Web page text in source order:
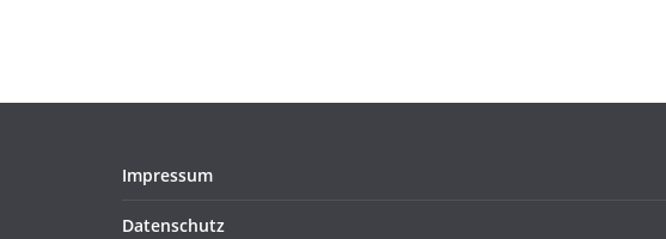
Impressum
Datenschutz